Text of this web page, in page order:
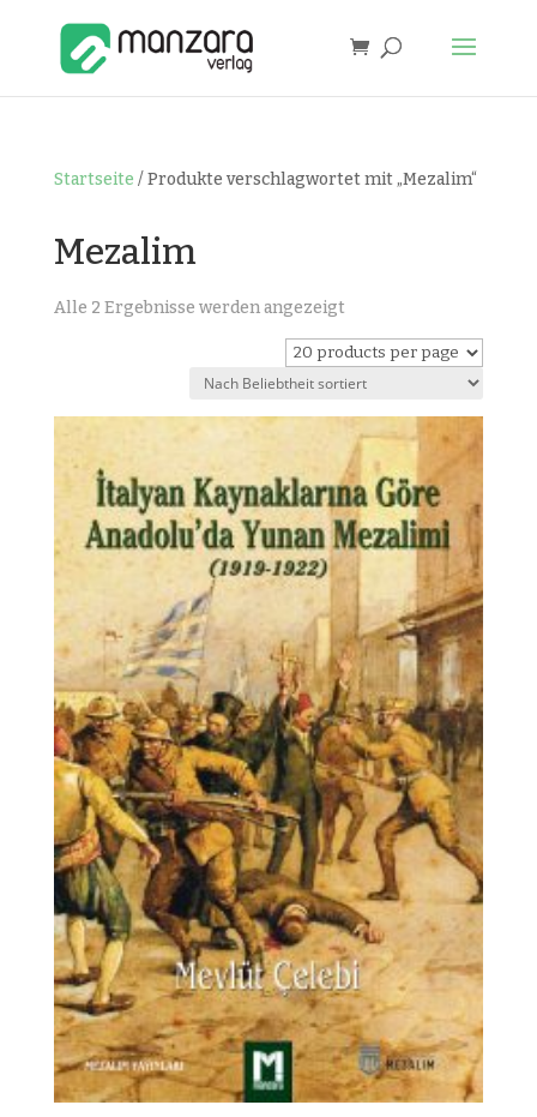
Startseite / Produkte verschlagwortet mit „Mezalim“
Mezalim
Alle 2 Ergebnisse werden angezeigtNach
Beliebtheit
sortiert